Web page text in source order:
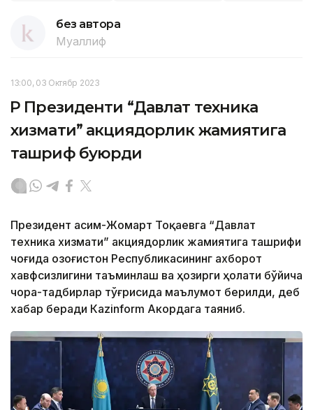
без автора
Муаллиф
13:00, 03 Октябр 2023
ҚР Президенти “Давлат техника
хизмати” акциядорлик жамиятига
ташриф буюрди
Президент Қасим-Жомарт Тоқаевга “Давлат
техника хизмати” акциядорлик жамиятига ташрифи
чоғида Қозоғистон Республикасининг ахборот
хавфсизлигини таъминлаш ва ҳозирги ҳолати бўйича
чора-тадбирлар тўғрисида маълумот берилди, деб
хабар беради Каzinform Акордага таяниб.